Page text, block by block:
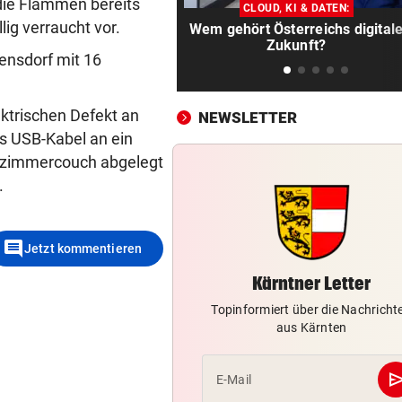
Flammen bereits
verraucht vor.
mit 16
Defekt an
Kabel an ein
abgelegt
commentJetzt kommentieren
KRONE+ TESTET FÜR SIE
Insta360 Mic Pro: Endlich
CHIPS, KI UND ROBOTER
Diese China-Durchbrüche
WOHIN MIT GRILLRESTLN
Diese Kühlschrank-Fehler
schlagen auf den Magen
FAHNDUNGSERFOLG vor
Europaweit gesuchter
Österreicher (29) gefasst
VOM WINDE VERWEHT vor
Geldtransporter verliert
CLOUD, KI & DATEN:
Wem gehört Österreichs digitale
Zukunft?
NEWSLETTER
Kärntner Letter
Topinformiert über die
aus Kärnten
E-Mail